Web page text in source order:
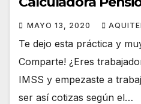
MAYO 13, 2020
Te dejo esta práctica y
Comparte! ¿Eres
IMSS y empezaste a
ser así cotizas según el…